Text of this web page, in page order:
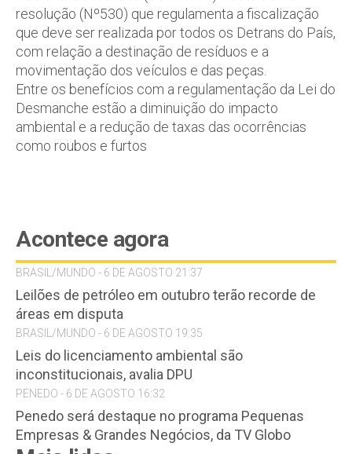
resolução (Nº530) que regulamenta a fiscalização
que deve ser realizada por todos os Detrans do País,
com relação a destinação de resíduos e a
movimentação dos veículos e das peças.
Entre os benefícios com a regulamentação da Lei do
Desmanche estão a diminuição do impacto
ambiental e a redução de taxas das ocorrências
como roubos e furtos
Acontece agora
BRASIL/MUNDO - 6 DE AGOSTO 21:37
Leilões de petróleo em outubro terão recorde de
áreas em disputa
BRASIL/MUNDO - 6 DE AGOSTO 19:35
Leis do licenciamento ambiental são
inconstitucionais, avalia DPU
PENEDO - 6 DE AGOSTO 16:32
Penedo será destaque no programa Pequenas
Empresas & Grandes Negócios, da TV Globo